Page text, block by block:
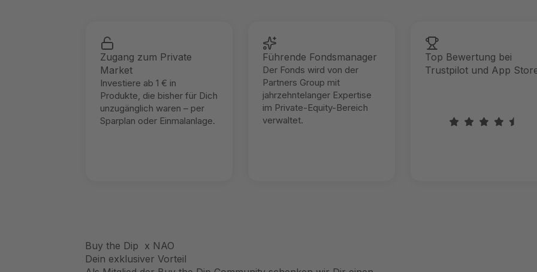
Zugang zum Private
Market
Investiere ab 1 € in
Produkte, die bisher für Dich
unzugänglich waren – per
Sparplan oder Einmalanlage.
Führende Fondsmanager
Der Fonds wird von der
Partners Group mit
jahrzehntelanger Expertise
im Private-Equity-Bereich
verwaltet.
Top Bewertung bei
Trustpilot und App
Buy the Dip x NAO
Dein exklusiver Vorteil